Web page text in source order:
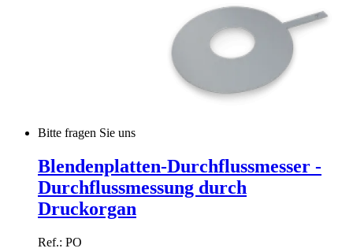
Bitte fragen Sie uns
Blendenplatten-Durchflussmesser -
Durchflussmessung durch
Druckorgan
Ref.: PO